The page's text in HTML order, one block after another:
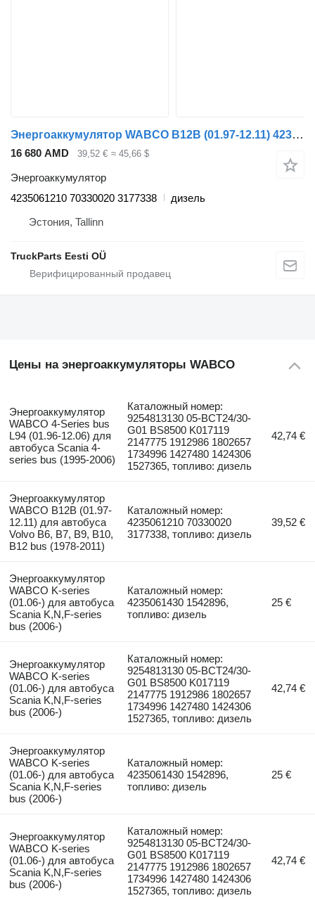
Энергоаккумулятор WABCO B12B (01.97-12.11) 4235061210 для автобуса Volvo B6, B7, B9, B10, B12 bus (1978-2011)
16 680 AMD 39,52 € ≈ 45,66 $
Энергоаккумулятор
4235061210 70330020 3177338
дизель
Эстония, Tallinn
TruckParts Eesti OÜ
Цены на энергоаккумуляторы WABCO
Энергоаккумулятор
WABCO 4-Series bus
L94 (01.96-12.06) для
автобуса Scania 4-
series bus (1995-2006)
Каталожный номер:
9254813130 05-BCT24/30-
G01 BS8500 K017119
2147775 1912986 1802657
1734996 1427480 1424306
1527365, топливо: дизель
42,74 €
Энергоаккумулятор
WABCO B12B (01.97-
12.11) для автобуса
Volvo B6, B7, B9, B10,
B12 bus (1978-2011)
Каталожный номер:
4235061210 70330020
3177338, топливо: дизель
39,52 €
Энергоаккумулятор
WABCO K-series
(01.06-) для автобуса
Scania K,N,F-series
bus (2006-)
Каталожный номер:
4235061430 1542896,
топливо: дизель
25 €
Энергоаккумулятор
WABCO K-series
(01.06-) для автобуса
Scania K,N,F-series
bus (2006-)
Каталожный номер:
9254813130 05-BCT24/30-
G01 BS8500 K017119
2147775 1912986 1802657
1734996 1427480 1424306
1527365, топливо: дизель
42,74 €
Энергоаккумулятор
WABCO K-series
(01.06-) для автобуса
Scania K,N,F-series
bus (2006-)
Каталожный номер:
4235061430 1542896,
топливо: дизель
25 €
Энергоаккумулятор
WABCO K-series
(01.06-) для автобуса
Scania K,N,F-series
bus (2006-)
Каталожный номер:
9254813130 05-BCT24/30-
G01 BS8500 K017119
2147775 1912986 1802657
1734996 1427480 1424306
1527365, топливо: дизель
42,74 €